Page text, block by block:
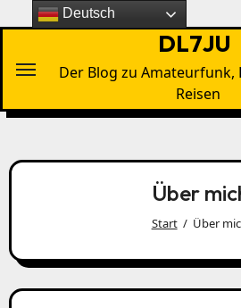
Inhalten
DL7JU
Der Blog zu Amateurfunk,
Reisen
Über
Start Über
Deutsch